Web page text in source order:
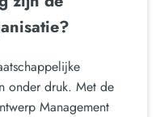
onder druk. Met de
Management